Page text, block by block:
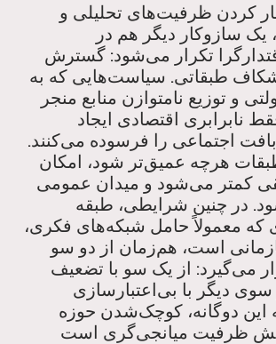
کردن ظرفیت‌های تحلیلی و
یک سازوکار دیگر هم در
تکرار می‌شود: گسترش
طبقاتی. سیاست‌هایی که به
و توزیع نامتوازن منابع منجر
نابرابری اقتصادی ایجاد
بافت اجتماعی را فرسوده می‌کنند.
هرچه عمیق‌تر شود، امکان
کمتر می‌شود و میدان عمومی
در چنین شرایطی، طبقه
معمولاً حامل شبکه‌های فکری،
است، هم‌زمان از دو سو
می‌گیرد: از یک سو با تضعیف
سوی دیگر با بی‌اعتبارسازی
این دوگانه، کوچک‌شدن حوزه